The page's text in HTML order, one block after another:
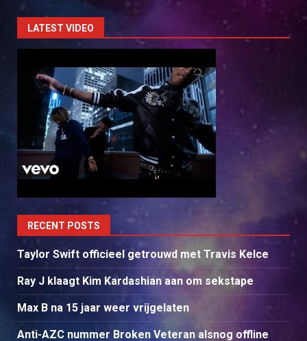
LATEST VIDEO
RECENT POSTS
Taylor Swift officieel getrouwd met Travis Kelce
Ray J klaagt Kim Kardashian aan om sekstape
Max B na 15 jaar weer vrijgelaten
Anti-AZC nummer Broken Veteran alsnog offline